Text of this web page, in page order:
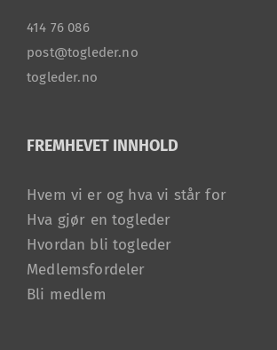
414 76 086
post@togleder.no
togleder.no
FREMHEVET INNHOLD
Hvem vi er og hva vi står for
Hva gjør en togleder
Hvordan bli togleder
Medlemsfordeler
Bli medlem